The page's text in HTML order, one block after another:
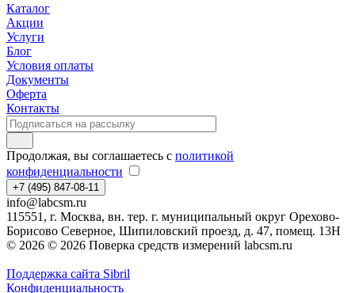
Каталог
Акции
Услуги
Блог
Условия оплаты
Документы
Оферта
Контакты
Продолжая, вы соглашаетесь с политикой
конфиденциальности
+7 (495) 847-08-11
info@labcsm.ru
115551, г. Москва, вн. тер. г. муниципальный округ Орехово-
Борисово Северное, Шипиловский проезд, д. 47, помещ. 13Н
© 2026 © 2026 Поверка средств измерений labcsm.ru
Поддержка сайта Sibril
Конфиденциальность